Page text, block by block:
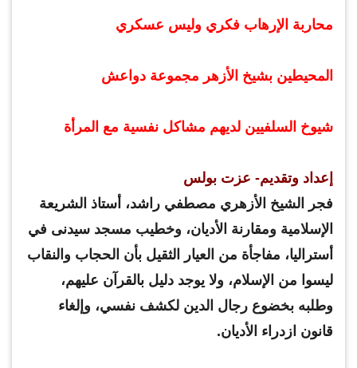
محاربة الإرهاب فكري وليس عسكري
المحيطين بشيخ الأزهر مجموعة دواعش
شيوخ السلفيين لديهم مشاكل نفسية مع المرأة
إعداد وتقديم- عزت بولس
فجر الشيخ الأزهري مصطفي راشد، أستاذ الشريعة
الإسلامية ومقارنة الأديان، وخطيب مسجد سيدنى في
أستراليا، مفاجأة من العيار الثقيل بأن الحجاب والنقاب
ليسوا من الإسلام، ولا يوجد دليل بالقرآن عليهم،
وطلبه بخضوع رجال الدين لكشف نفسي، وإلغاء
قانون ازدراء الأديان.